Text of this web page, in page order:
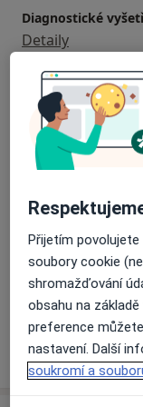
Diagnostické
Detaily
Estetická
Detaily
Extrakce
Extrakce zubu
Detaily
+ 10 služby
Jak fungují
Přijetím
soubory cookie
shromažďování
obsahu na
preference
nastavení. Další
soukromí a